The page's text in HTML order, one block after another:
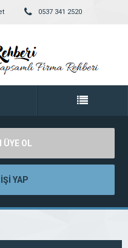
0537 341 2520
ÜYE OL
YAP